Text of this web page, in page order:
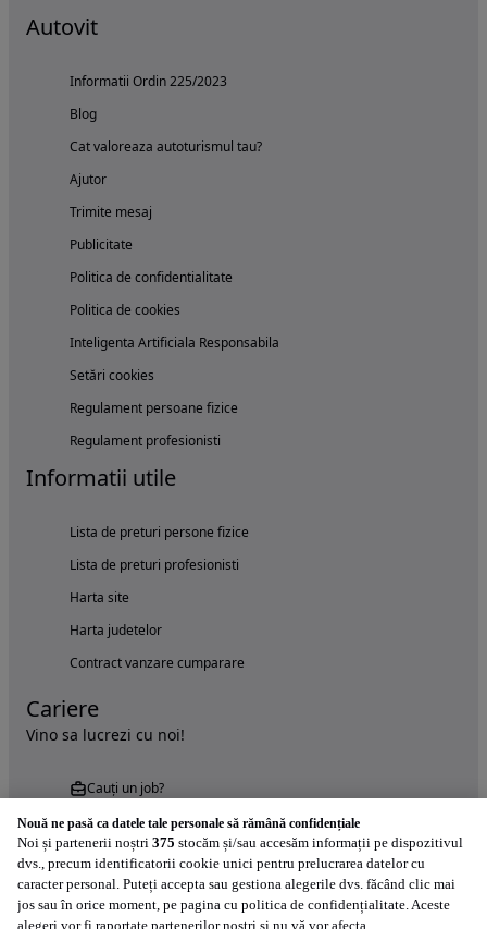
Autovit
Informatii Ordin 225/2023
Blog
Cat valoreaza autoturismul tau?
Ajutor
Trimite mesaj
Publicitate
Politica de confidentialitate
Politica de cookies
Inteligenta Artificiala Responsabila
Setări cookies
Regulament persoane fizice
Regulament profesionisti
Informatii utile
Lista de preturi persone fizice
Lista de preturi profesionisti
Harta site
Harta judetelor
Contract vanzare cumparare
Cariere
Vino sa lucrezi cu noi!
Cauți un job?
Nouă ne pasă ca datele tale personale să rămână confidențiale
Noi și partenerii noștri 375 stocăm și/sau accesăm informații pe dispozitivul
dvs., precum identificatorii cookie unici pentru prelucrarea datelor cu
caracter personal. Puteți accepta sau gestiona alegerile dvs. făcând clic mai
jos sau în orice moment, pe pagina cu politica de confidențialitate. Aceste
alegeri vor fi raportate partenerilor noștri și nu vă vor afecta